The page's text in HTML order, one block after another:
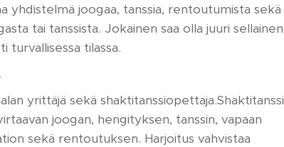
yhdistelmä joogaa, tanssia, rentoutumista sekä
tai tanssista. Jokainen saa olla juuri sellainen
turvallisessa tilassa.
yrittäjä sekä shaktitanssiopettaja.Shaktitanssi
joogan, hengityksen, tanssin, vapaan
sekä rentoutuksen. Harjoitus vahvistaa